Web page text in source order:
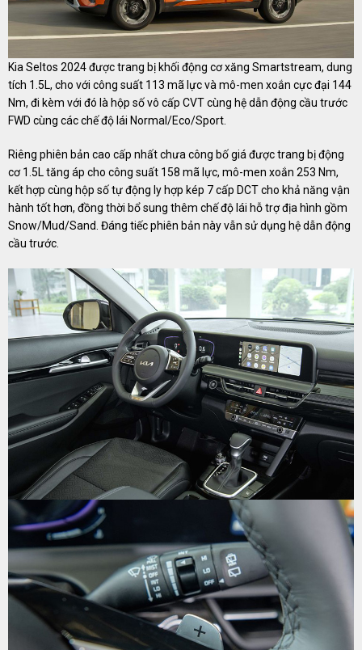
Kia Seltos 2024 được trang bị khối động cơ xăng Smartstream, dung
tích 1.5L, cho với công suất 113 mã lực và mô-men xoắn cực đại 144
Nm, đi kèm với đó là hộp số vô cấp CVT cùng hệ dẫn động cầu trước
FWD cùng các chế độ lái Normal/Eco/Sport.
Riêng phiên bản cao cấp nhất chưa công bố giá được trang bị động
cơ 1.5L tăng áp cho công suất 158 mã lực, mô-men xoắn 253 Nm,
kết hợp cùng hộp số tự động ly hợp kép 7 cấp DCT cho khả năng vận
hành tốt hơn, đồng thời bổ sung thêm chế độ lái hỗ trợ địa hình gồm
Snow/Mud/Sand. Đáng tiếc phiên bản này vẫn sử dụng hệ dẫn động
cầu trước.